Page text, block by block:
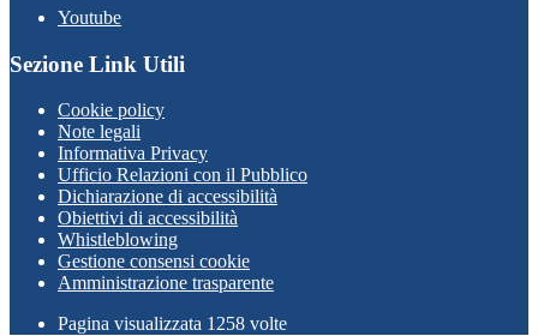
Youtube
Sezione Link Utili
Cookie policy
Note legali
Informativa Privacy
Ufficio Relazioni con il Pubblico
Dichiarazione di accessibilità
Obiettivi di accessibilità
Whistleblowing
Gestione consensi cookie
Amministrazione trasparente
Pagina visualizzata 1258 volte